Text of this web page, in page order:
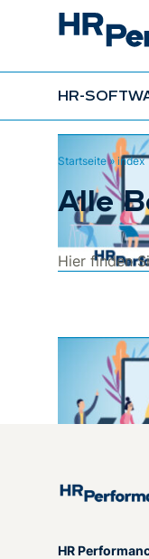
HR-
Startseite»index
Alle
Hier finden
HR